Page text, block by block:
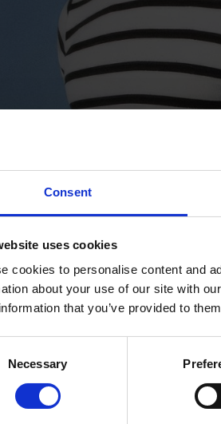
Consent
uses cookies
cookies to personalise content and
about your use of our site with
that you’ve provided to
Necessary